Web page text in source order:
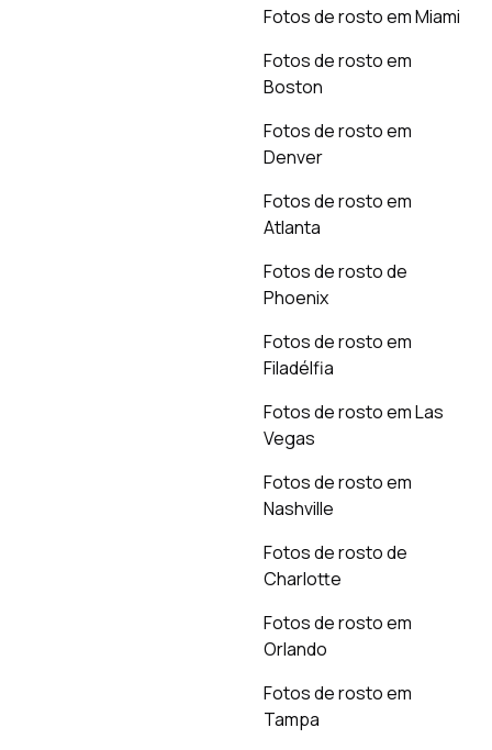
Fotos de rosto em Miami
Fotos de rosto em
Boston
Fotos de rosto em
Denver
Fotos de rosto em
Atlanta
Fotos de rosto de
Phoenix
Fotos de rosto em
Filadélfia
Fotos de rosto em Las
Vegas
Fotos de rosto em
Nashville
Fotos de rosto de
Charlotte
Fotos de rosto em
Orlando
Fotos de rosto em
Tampa